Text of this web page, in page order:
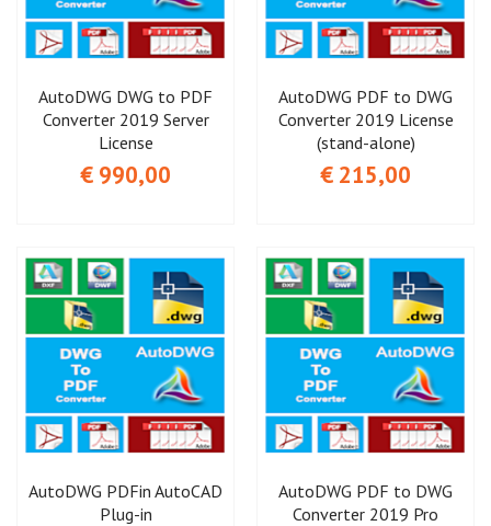
AutoDWG DWG to PDF
Converter 2019 Server
License
€ 990,00
AutoDWG PDF to DWG
Converter 2019 License
(stand-alone)
€ 215,00
AutoDWG PDFin AutoCAD
Plug-in
AutoDWG PDF to DWG
Converter 2019 Pro